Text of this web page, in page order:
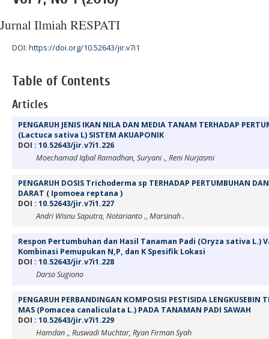
Jurnal Ilmiah RESPATI
DOI: https://doi.org/10.52643/jir.v7i1
Table of Contents
Articles
PENGARUH JENIS IKAN NILA DAN MEDIA TANAM TERHADAP
(Lactuca sativa L) SISTEM AKUAPONIK
DOI : 10.52643/jir.v7i1.226
Moechamad Iqbal Ramadhan, Suryani ., Reni Nurjasmi
PENGARUH DOSIS Trichoderma sp TERHADAP PERTUMBUHAN
DARAT ( Ipomoea reptana )
DOI : 10.52643/jir.v7i1.227
Andri Wisnu Saputra, Notarianto ., Marsinah .
Respon Pertumbuhan dan Hasil Tanaman Padi (Oryza sativa L.)
Kombinasi Pemupukan N,P, dan K Spesifik Lokasi
DOI : 10.52643/jir.v7i1.228
Darso Sugiono
PENGARUH PERBANDINGAN KOMPOSISI PESTISIDA LENGKUSEBIN
MAS (Pomacea canaliculata L.) PADA TANAMAN PADI SAWAH
DOI : 10.52643/jir.v7i1.229
Hamdan ., Ruswadi Muchtar, Ryan Firman Syah